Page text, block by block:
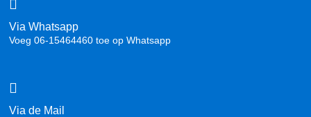
Via Whatsapp
Voeg 06-15464460 toe op Whatsapp
Via de Mail